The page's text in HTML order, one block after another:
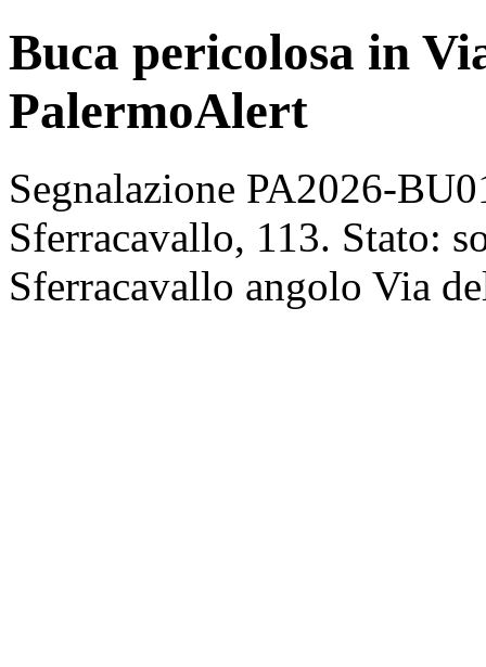
Buca pericolosa in
PalermoAlert
Segnalazione PA2026-
Sferracavallo, 113. Stato:
Sferracavallo angolo Via